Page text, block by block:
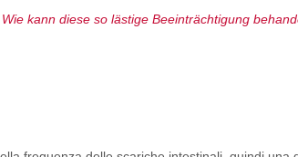
kann diese so lästige Beeinträchtigung